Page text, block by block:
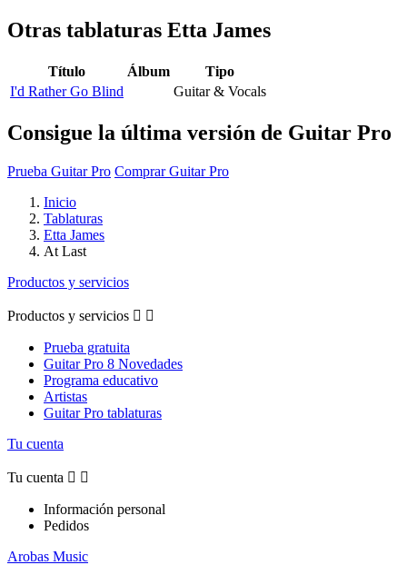
Otras tablaturas Etta James
Título Álbum
Tipo
I'd Rather Go Blind
Guitar & Vocals
Consigue la última versión de Guitar Pro
Prueba Guitar Pro Comprar Guitar Pro
Inicio
Tablaturas
Etta James
At Last
Productos y servicios
Productos y servicios  
Prueba gratuita
Guitar Pro 8 Novedades
Programa educativo
Artistas
Guitar Pro tablaturas
Tu cuenta
Tu cuenta  
Información personal
Pedidos
Arobas Music